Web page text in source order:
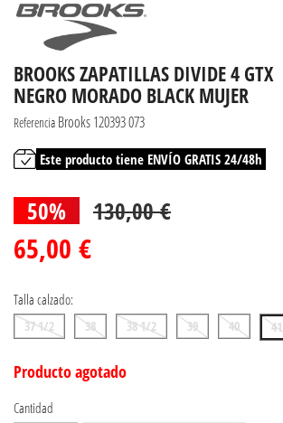
BROOKS ZAPATILLAS DIVIDE 4 GTX
NEGRO MORADO BLACK MUJER
Referencia Brooks 120393 073
Este producto tiene ENVÍO GRATIS 24/48h
50% 130,00 €
65,00 €
Talla calzado:
37 1/2 38 38 1/2 39 40 41
Producto agotado
Cantidad